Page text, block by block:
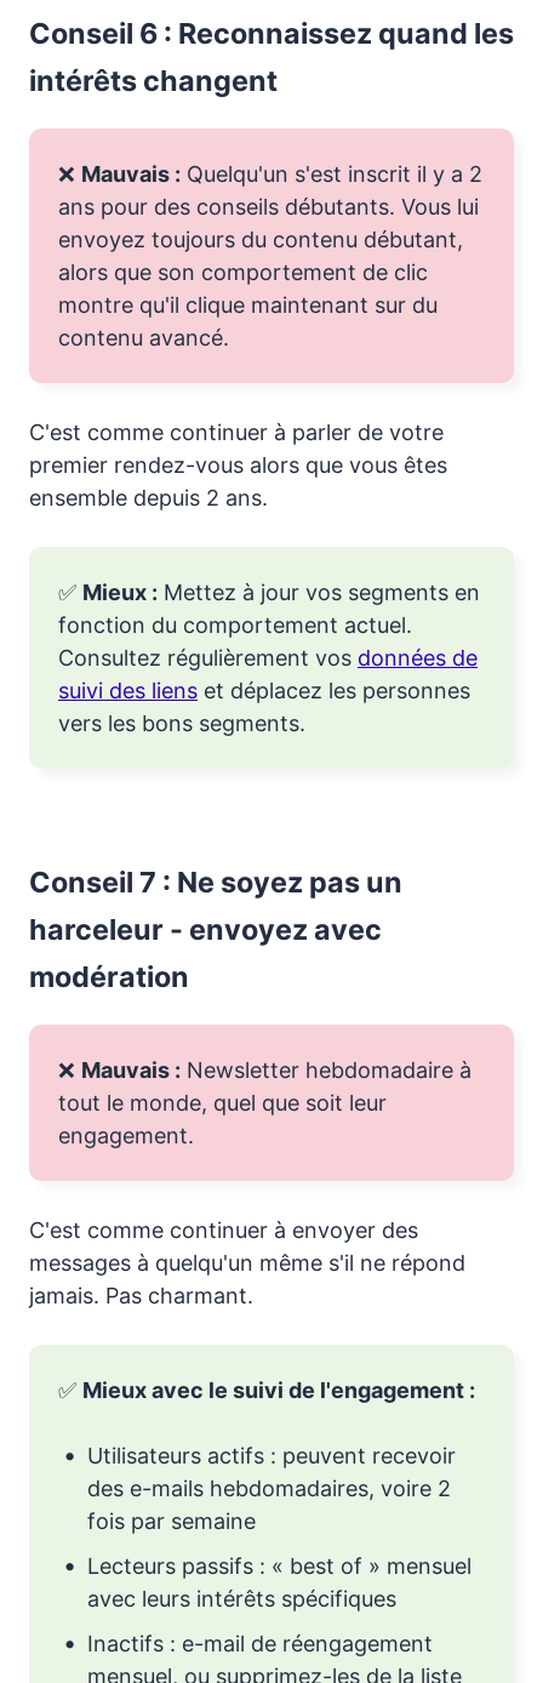
Conseil 6 : Reconnaissez quand les
intérêts changent
❌ Mauvais : Quelqu'un s'est inscrit il y a 2
ans pour des conseils débutants. Vous lui
envoyez toujours du contenu débutant,
alors que son comportement de clic
montre qu'il clique maintenant sur du
contenu avancé.
C'est comme continuer à parler de votre
premier rendez-vous alors que vous êtes
ensemble depuis 2 ans.
✅ Mieux : Mettez à jour vos segments en
fonction du comportement actuel.
Consultez régulièrement vos données de
suivi des liens et déplacez les personnes
vers les bons segments.
Conseil 7 : Ne soyez pas un
harceleur - envoyez avec
modération
❌ Mauvais : Newsletter hebdomadaire à
tout le monde, quel que soit leur
engagement.
C'est comme continuer à envoyer des
messages à quelqu'un même s'il ne répond
jamais. Pas charmant.
✅ Mieux avec le suivi de l'engagement :
Utilisateurs actifs : peuvent recevoir
des e-mails hebdomadaires, voire 2
fois par semaine
Lecteurs passifs : « best of » mensuel
avec leurs intérêts spécifiques
Inactifs : e-mail de réengagement
mensuel, ou supprimez-les de la liste